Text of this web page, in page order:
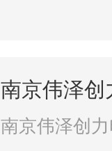
南京伟泽创
司
南京伟泽创